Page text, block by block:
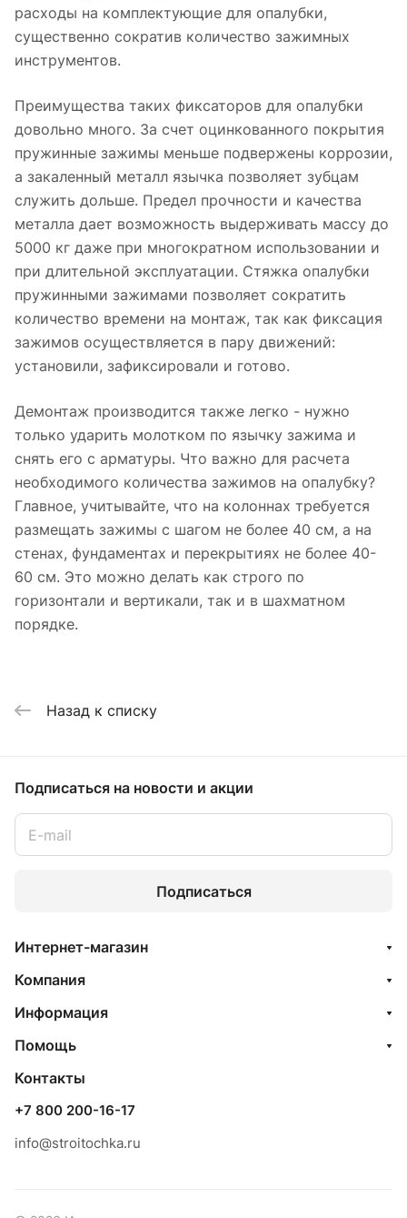
расходы на комплектующие для опалубки,
существенно сократив количество зажимных
инструментов.
Преимущества таких фиксаторов для опалубки
довольно много. За счет оцинкованного покрытия
пружинные зажимы меньше подвержены коррозии,
а закаленный металл язычка позволяет зубцам
служить дольше. Предел прочности и качества
металла дает возможность выдерживать массу до
5000 кг даже при многократном использовании и
при длительной эксплуатации. Стяжка опалубки
пружинными зажимами позволяет сократить
количество времени на монтаж, так как фиксация
зажимов осуществляется в пару движений:
установили, зафиксировали и готово.
Демонтаж производится также легко - нужно
только ударить молотком по язычку зажима и
снять его с арматуры. Что важно для расчета
необходимого количества зажимов на опалубку?
Главное, учитывайте, что на колоннах требуется
размещать зажимы с шагом не более 40 см, а на
стенах, фундаментах и перекрытиях не более 40-
60 см. Это можно делать как строго по
горизонтали и вертикали, так и в шахматном
порядке.
Назад к списку
Подписаться на новости и акции
Подписаться
Интернет-магазин
Компания
Информация
Помощь
Контакты
+7 800 200-16-17
info@stroitochka.ru